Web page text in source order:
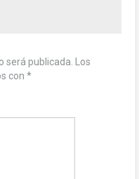
será publicada.
Los
con *